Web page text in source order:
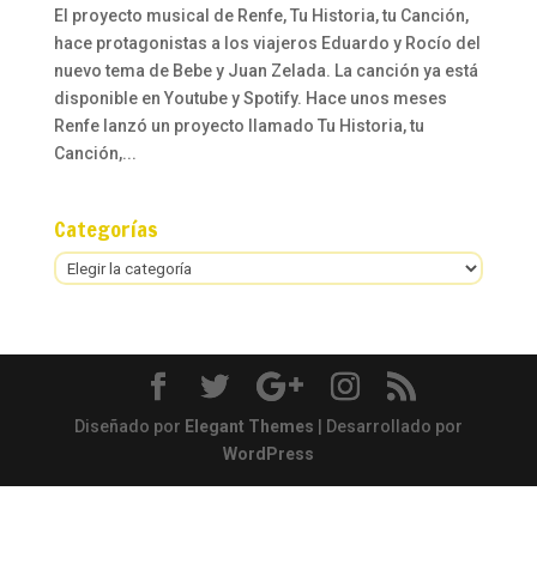
El proyecto musical de Renfe, Tu Historia, tu Canción,
hace protagonistas a los viajeros Eduardo y Rocío del
nuevo tema de Bebe y Juan Zelada. La canción ya está
disponible en Youtube y Spotify. Hace unos meses
Renfe lanzó un proyecto llamado Tu Historia, tu
Canción,...
Categorías
Categorías
Diseñado por Elegant Themes | Desarrollado por
WordPress